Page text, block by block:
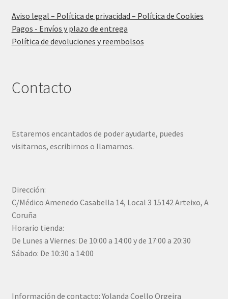
Aviso legal – Política de privacidad – Política de Cookies
Pagos - Envíos y plazo de entrega
Política de devoluciones y reembolsos
Contacto
Estaremos encantados de poder ayudarte, puedes
visitarnos, escribirnos o llamarnos.
Dirección:
C/Médico Amenedo Casabella 14, Local 3 15142 Arteixo, A
Coruña
Horario tienda:
De Lunes a Viernes: De 10:00 a 14:00 y de 17:00 a 20:30
Sábado: De 10:30 a 14:00
Información de contacto: Yolanda Coello Orgeira